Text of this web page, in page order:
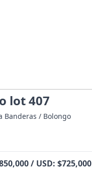
lot 407
Banderas / Bolongo
/ USD: $725,000